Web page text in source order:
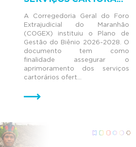
A Corregedoria Geral do Foro
Extrajudicial do Maranhão
(COGEX) instituiu o Plano de
Gestão do Biênio 2026-2028. O
documento tem como
finalidade assegurar o
aprimoramento dos serviços
cartorários ofert...